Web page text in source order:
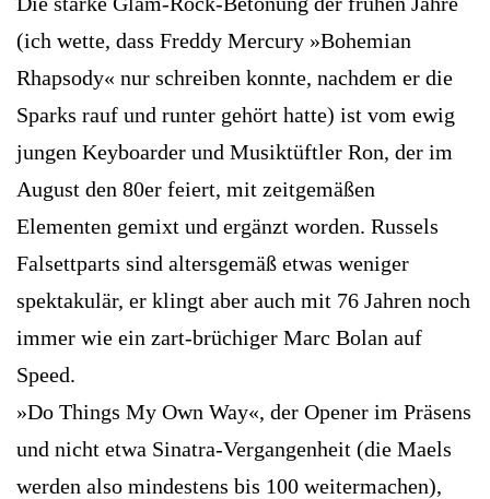
(ich wette, dass Freddy Mercury »Bohemian
Rhapsody« nur schreiben konnte, nachdem er die
Sparks rauf und runter gehört hatte) ist vom ewig
jungen Keyboarder und Musiktüftler Ron, der im
August den 80er feiert, mit zeitgemäßen
Elementen gemixt und ergänzt worden. Russels
Falsettparts sind altersgemäß etwas weniger
spektakulär, er klingt aber auch mit 76 Jahren noch
immer wie ein zart-brüchiger Marc Bolan auf
Speed.
»Do Things My Own Way«, der Opener im Präsens
und nicht etwa Sinatra-Vergangenheit (die Maels
werden also mindestens bis 100 weitermachen),